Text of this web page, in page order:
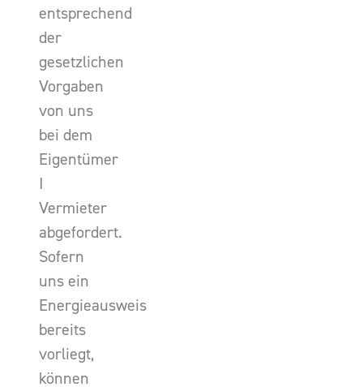
entsprechend
der
gesetzlichen
Vorgaben
von uns
bei dem
Eigentümer
I
Vermieter
abgefordert.
Sofern
uns ein
Energieausweis
bereits
vorliegt,
können